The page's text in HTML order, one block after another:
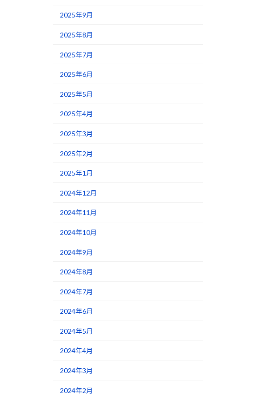
2025年9月
2025年8月
2025年7月
2025年6月
2025年5月
2025年4月
2025年3月
2025年2月
2025年1月
2024年12月
2024年11月
2024年10月
2024年9月
2024年8月
2024年7月
2024年6月
2024年5月
2024年4月
2024年3月
2024年2月